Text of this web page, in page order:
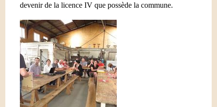
devenir de la licence IV que possède la commune.